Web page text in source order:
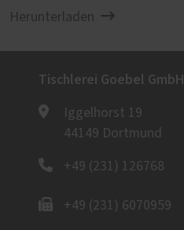
Herunterladen
Tischlerei Goebel GmbH
Iggelhorst 19
44149 Dortmund
+49 (231) 126768
+49 (231) 6070959